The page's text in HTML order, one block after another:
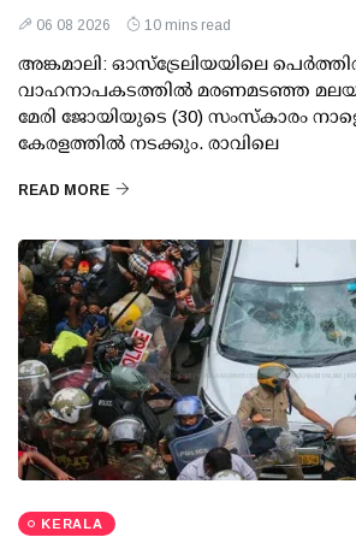
06 08 2026 10 mins read
അങ്കമാലി: ഓസ്‌ട്രേലിയയിലെ
വാഹനാപകടത്തിൽ മരണമടഞ്ഞ
മേരി ജോയിയുടെ (30) സംസ്കാരം
കേരളത്തിൽ നടക്കും. രാവിലെ
READ MORE
KERALA